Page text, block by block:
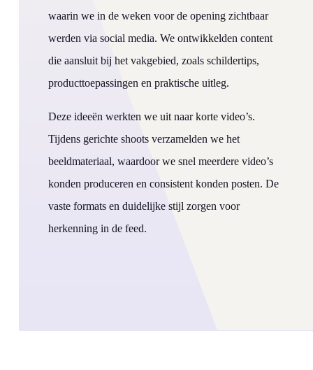
waarin we in de weken voor de opening zichtbaar
werden via social media. We ontwikkelden content
die aansluit bij het vakgebied, zoals schildertips,
producttoepassingen en praktische uitleg.
Deze ideeën werkten we uit naar korte video’s.
Tijdens gerichte shoots verzamelden we het
beeldmateriaal, waardoor we snel meerdere video’s
konden produceren en consistent konden posten. De
vaste formats en duidelijke stijl zorgen voor
herkenning in de feed.